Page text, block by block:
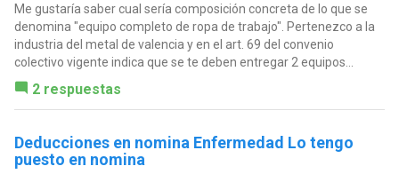
Me gustaría saber cual sería composición concreta de lo que se
denomina "equipo completo de ropa de trabajo". Pertenezco a la
industria del metal de valencia y en el art. 69 del convenio
colectivo vigente indica que se te deben entregar 2 equipos...
2 respuestas
Deducciones en nomina Enfermedad Lo tengo
puesto en nomina